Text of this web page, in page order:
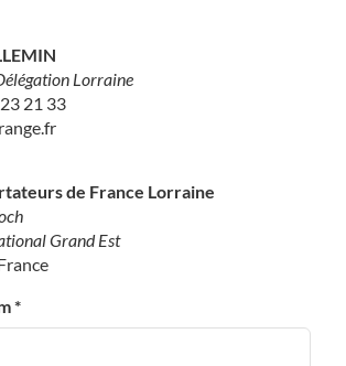
Lorraine
21 33
de France Lorraine
Grand Est
*